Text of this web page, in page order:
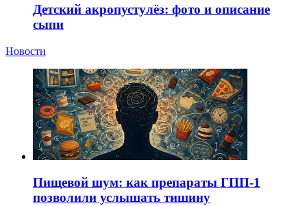
Детский акропустулёз: фото и описание
сыпи
Новости
Пищевой шум: как препараты ГПП-1
позволили услышать тишину